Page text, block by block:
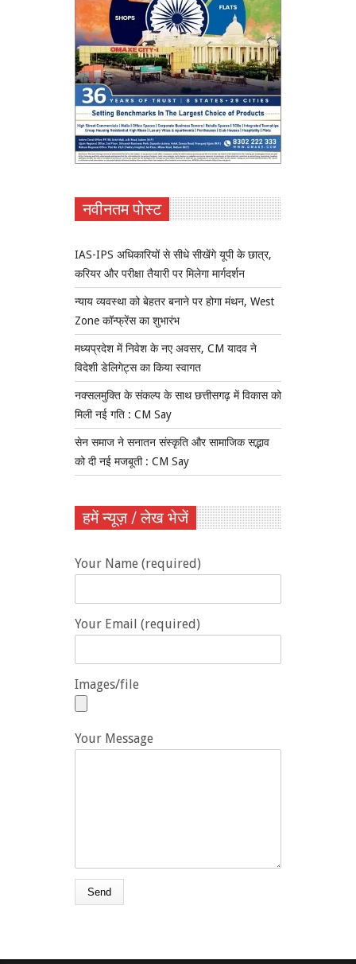
नवीनतम पोस्ट
IAS-IPS अधिकारियों से सीधे सीखेंगे यूपी के छात्र,
करियर और परीक्षा तैयारी पर मिलेगा मार्गदर्शन
न्याय व्यवस्था को बेहतर बनाने पर होगा मंथन, West
Zone कॉन्फ्रेंस का शुभारंभ
मध्यप्रदेश में निवेश के नए अवसर, CM यादव ने
विदेशी डेलिगेट्स का किया स्वागत
नक्सलमुक्ति के संकल्प के साथ छत्तीसगढ़ में विकास को
मिली नई गति : CM Say
सेन समाज ने सनातन संस्कृति और सामाजिक सद्भाव
को दी नई मजबूती : CM Say
हमें न्यूज़ / लेख भेजें
Your Name (required)
Your Email (required)
Images/file
Your Message